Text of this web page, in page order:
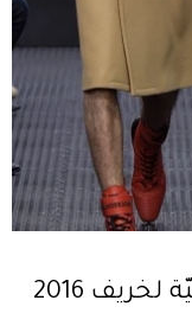
أبرز عروض المجموعات الرجاليّة لخريف 2016